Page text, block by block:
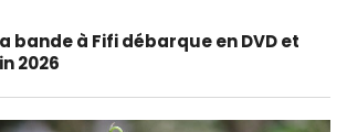
bande à Fifi débarque en DVD et
2026